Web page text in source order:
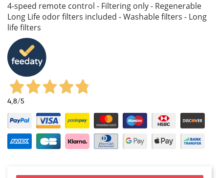
4-speed remote control - Filtering only - Regenerable
Long Life odor filters included - Washable filters - Long
life filters
4,8/5